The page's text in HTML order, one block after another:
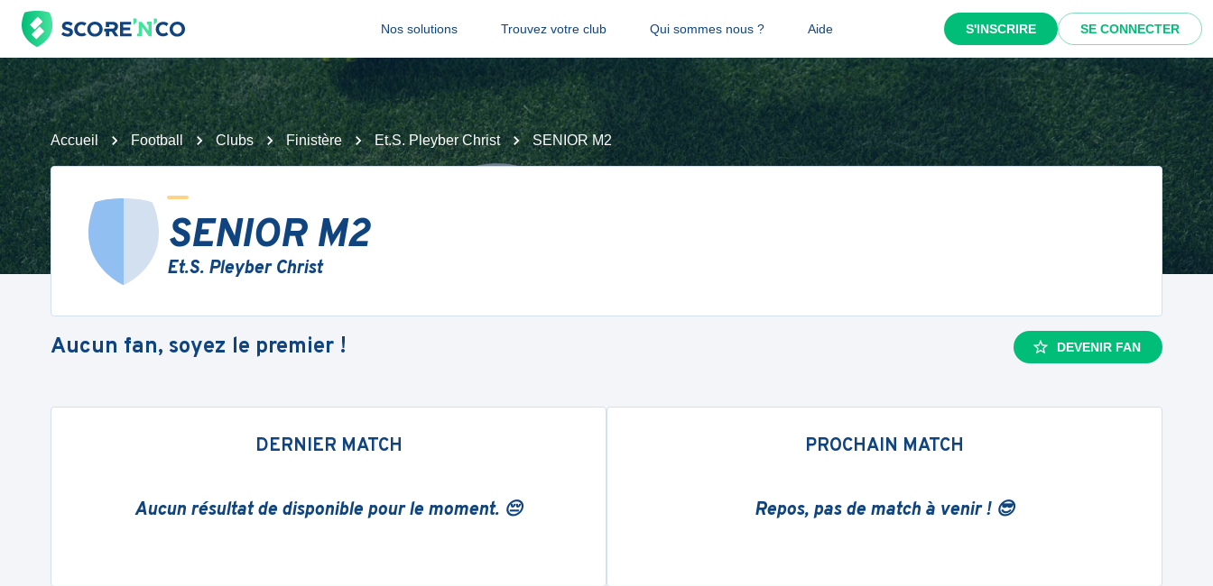
Nos solutions Trouvez votre club Qui sommes nous ? Aide S'INSCRIRE SE CONNECTER
Accueil Football Clubs Finistère Et.S. Pleyber Christ SENIOR M2
SENIOR M2
Et.S. Pleyber Christ
Aucun fan, soyez le premier ! DEVENIR FAN
DERNIER MATCH
Aucun résultat de disponible pour le moment. 😔
PROCHAIN MATCH
Repos, pas de match à venir ! 😎